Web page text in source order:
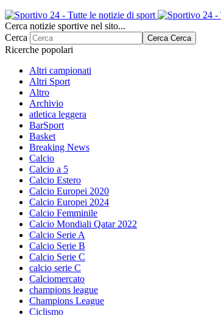
Cerca notizie sportive nel sito...
Cerca
Cerca Cerca
Ricerche popolari
Altri campionati
Altri Sport
Altro
Archivio
atletica leggera
BarSport
Basket
Breaking News
Calcio
Calcio a 5
Calcio Estero
Calcio Europei 2020
Calcio Europei 2024
Calcio Femminile
Calcio Mondiali Qatar 2022
Calcio Serie A
Calcio Serie B
Calcio Serie C
calcio serie C
Calciomercato
champions league
Champions League
Ciclismo